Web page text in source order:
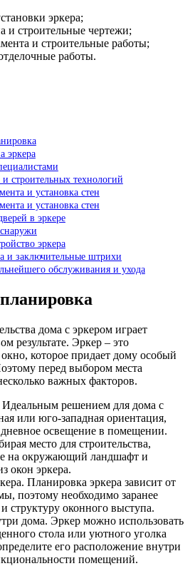
эркера;
и строительные чертежи;
и строительные работы;
работы.
эркера
строительных технологий
и установка стен
и установка стен
в эркере
эркера
и заключительные штрихи
обслуживания и ухода
дома с эркером играет
результате. Эркер – это
которое придает дому особый
перед выбором места
важных факторов.
решением для дома с
или юго-западная ориентация,
освещение в помещении.
место для строительства,
на окружающий ландшафт и
окон эркера.
Планировка эркера зависит от
поэтому необходимо заранее
структуру оконного выступа.
дома. Эркер можно использовать
стола или уютного уголка
его расположение внутри
помещений.